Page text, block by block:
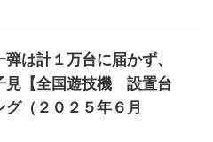
弾は計１万台に届かず、
見【全国遊技機 設置台
グ（２０２５年６月